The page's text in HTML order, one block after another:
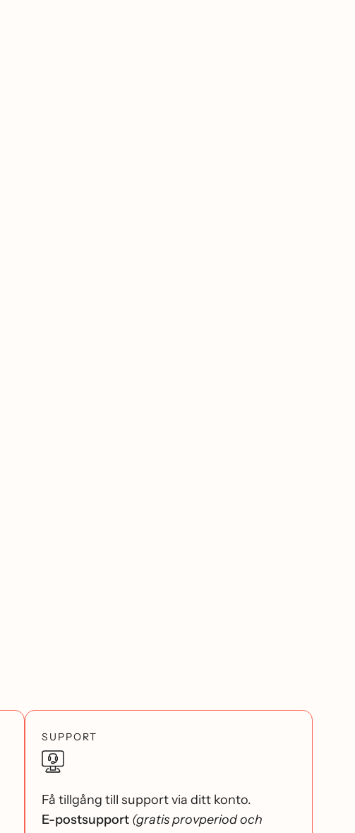
SUPPORT
Få tillgång till support via ditt konto.
E-postsupport (gratis provperiod och